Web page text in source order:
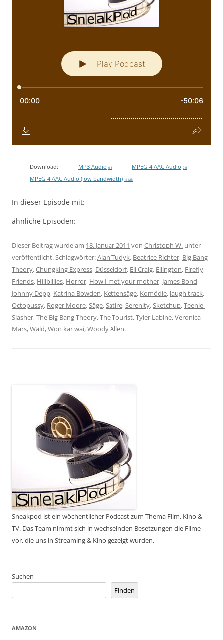
Download: MP3 Audio 0 B MPEG-4 AAC Audio 0 B
MPEG-4 AAC Audio (low bandwidth) 16 MB
In dieser Episode mit:
ähnliche Episoden:
Dieser Beitrag wurde am 18. Januar 2011 von Christoph W. unter
veröffentlicht. Schlagwörter:Alan Tudyk, Beatrice Richter, Big Bang
Theory,Chungking Express, Düsseldorf, Eli Craig, Ellington, Firefly,
Friends, Hillbillies, Horror, How I met your mother, James Bond,
Johnny Depp, Katrina Bowden, Kettensäge, Komödie, laugh track,
Octopussy, Roger Moore,Säge,Satire,Serenity,Sketchup,Teenie-
Slasher,The Big Bang Theory,The Tourist,Tyler Labine,Veronica
Mars,Wald,Won kar wai,Woody Allen.
Sneakpod ist ein wöchentlicher Podcast zum Thema Film, Kino &
TV. Das Team nimmt sich in wechselnden Besetzungen die Filme
vor, die uns in Streaming & Kino gezeigt wurden.
Suchen
Finden
AMAZON